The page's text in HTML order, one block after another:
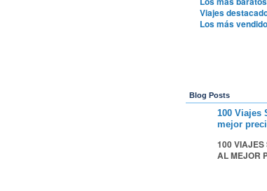
Viajes
Los más
Blog Posts
100 Viajes
mejor
100 VIAJES
AL MEJOR